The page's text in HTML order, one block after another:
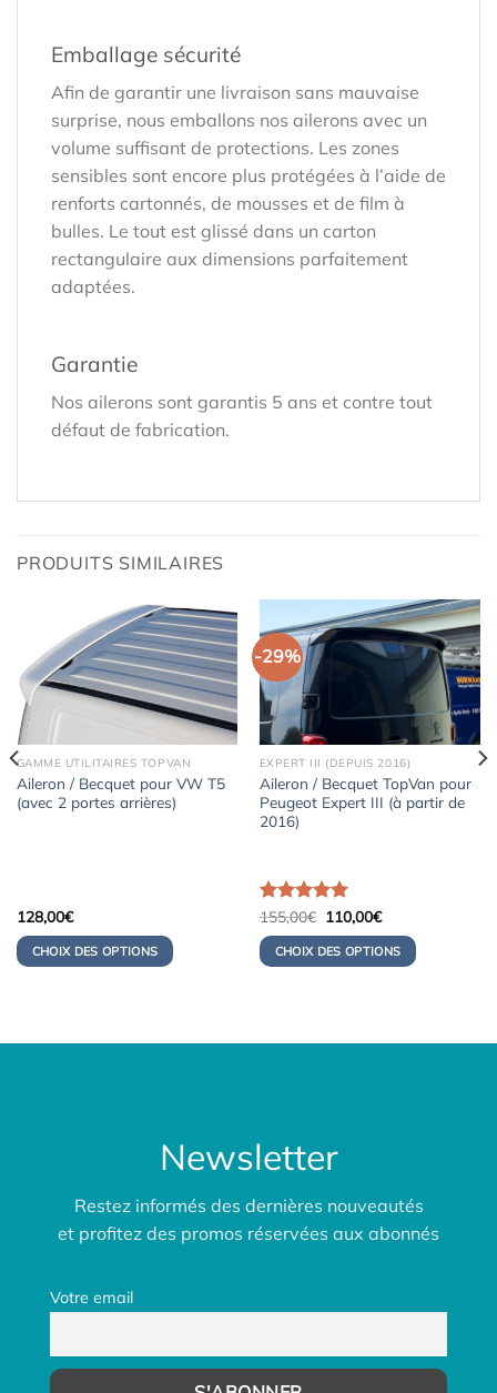
Emballage sécurité
Afin de garantir une livraison sans mauvaise
surprise, nous emballons nos ailerons avec un
volume suffisant de protections. Les zones
sensibles sont encore plus protégées à l’aide de
renforts cartonnés, de mousses et de film à
bulles. Le tout est glissé dans un carton
rectangulaire aux dimensions parfaitement
adaptées.
Garantie
Nos ailerons sont garantis 5 ans et contre tout
défaut de fabrication.
PRODUITS SIMILAIRES
GAMME UTILITAIRES TOPVAN
Aileron / Becquet pour VW T5
(avec 2 portes arrières)
128,00€
CHOIX DES OPTIONS
-29%
EXPERT III (DEPUIS 2016)
Aileron / Becquet TopVan pour
Peugeot Expert III (à partir de
2016)
Note5.00
sur 5
155,00€ Le
prix
initial
était :
155,00€.
110,00€Le
actuel
est :
110,00€.
CHOIX DES OPTIONS
Newsletter
Restez informés des dernières nouveautés
et profitez des promos réservées aux abonnés
Votre email